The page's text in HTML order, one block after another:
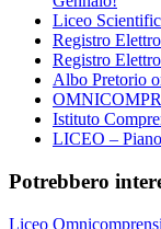
Liceo
Registro
Registro
Albo Pretorio
Istituto
LICEO –
Potrebbero
Liceo